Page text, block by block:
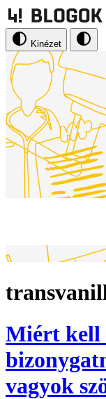
Kinézet
Miért kell
vagyok